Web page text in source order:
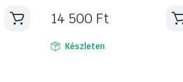
14 500 Ft
Készleten